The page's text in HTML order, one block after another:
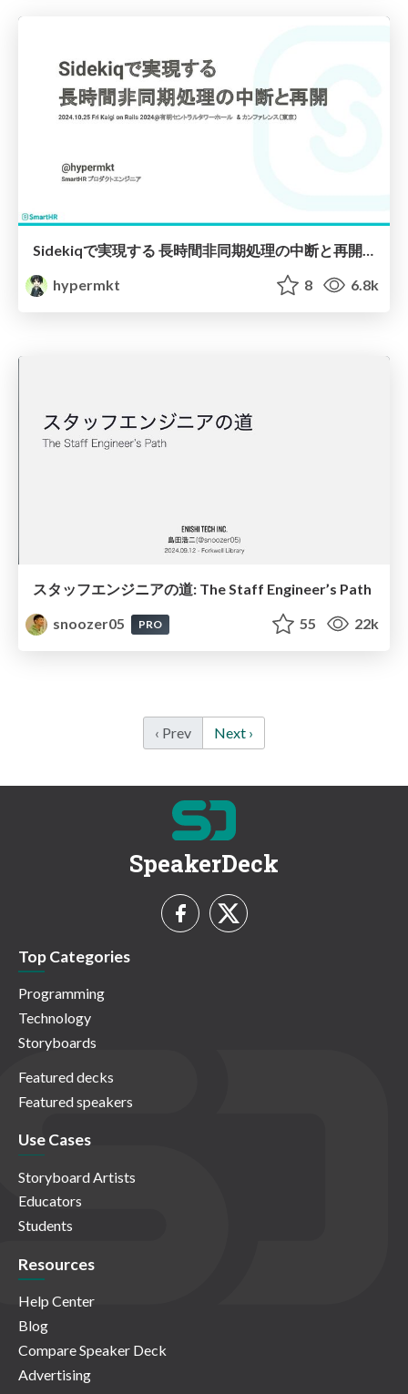
hypermkt
8 6.8k
スタッフエンジニアの道: The Staff Engineer’s Path
snoozer05
PRO 55 22k
‹ Prev Next ›
SpeakerDeck
Top Categories
Programming
Technology
Storyboards
Featured decks
Featured speakers
Use Cases
Storyboard Artists
Educators
Students
Resources
Help Center
Blog
Compare Speaker Deck
Advertising